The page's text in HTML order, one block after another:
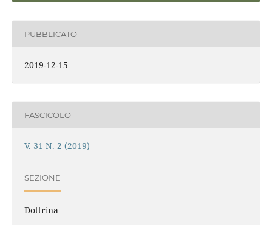
PUBBLICATO
2019-12-15
FASCICOLO
V. 31 N. 2 (2019)
SEZIONE
Dottrina